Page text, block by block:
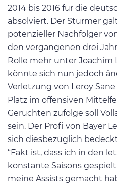
2014 bis 2016 für die
absolviert. Der Stürmer
potenzieller Nachfolger
den vergangenen drei
Rolle mehr unter Joachim
könnte sich nun jedoch
Verletzung von Leroy
Platz im offensiven
Gerüchten zufolge soll
sein. Der Profi von Bayer
sich diesbezüglich
“Fakt ist, dass ich in den
konstante Saisons
meine Assists gemacht